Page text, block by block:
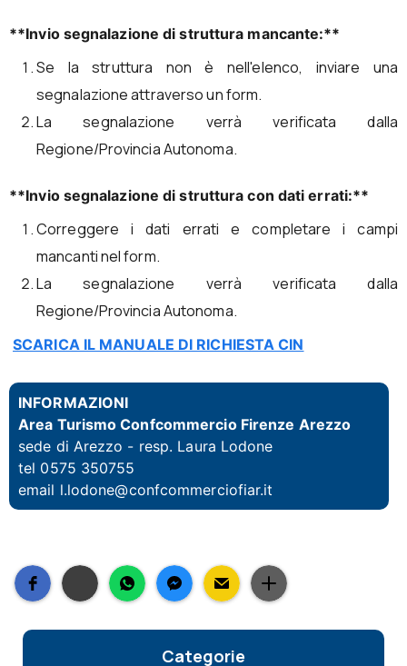
**Invio segnalazione di struttura mancante:**
Se la struttura non è nell'elenco, inviare una
segnalazione attraverso un form.
La segnalazione verrà verificata dalla
Regione/Provincia Autonoma.
**Invio segnalazione di struttura con dati errati:**
Correggere i dati errati e completare i campi
mancanti nel form.
La segnalazione verrà verificata dalla
Regione/Provincia Autonoma.
SCARICA IL MANUALE DI RICHIESTA CIN
INFORMAZIONI
Area Turismo Confcommercio Firenze Arezzo
sede di Arezzo - resp. Laura Lodone
tel 0575 350755
email l.lodone@confcommerciofiar.it
Categorie